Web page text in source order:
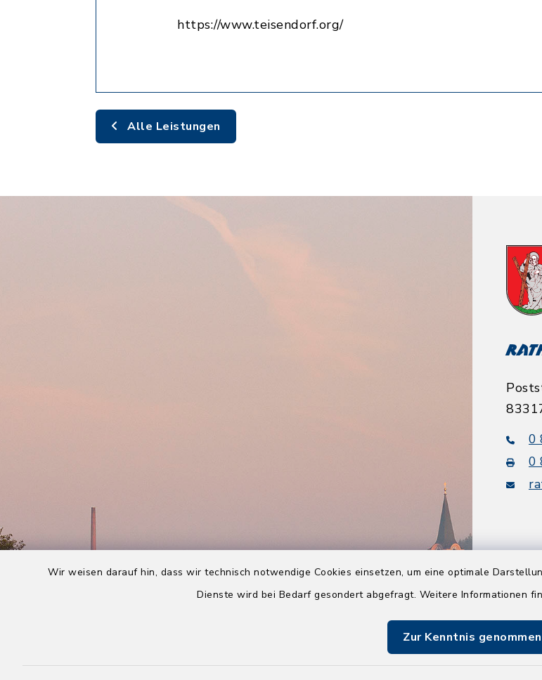
Wir weisen darauf hin, dass wir technisch notwendige Cookies einsetzen, um eine optimale
Dienste wird bei Bedarf gesondert abgefragt. Weitere Informationen
Zur Kenntnis genommen
https://www.teisendorf.org/
Alle Leistungen
0
0